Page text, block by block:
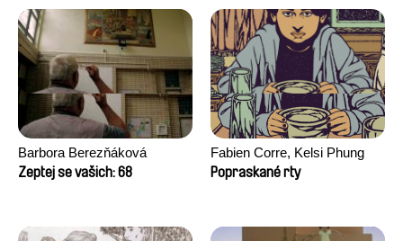
Barbora Berezňáková
Zeptej se vašich: 68
Fabien Corre, Kelsi Phung
Popraskané rty